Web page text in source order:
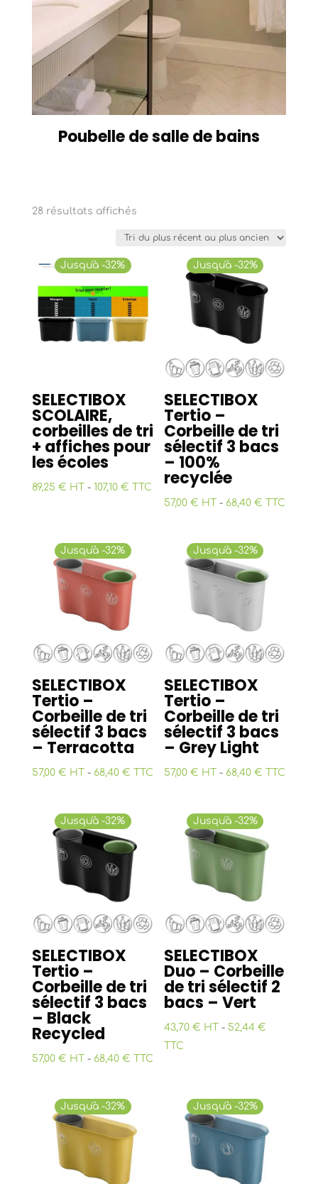
Poubelle de salle de bains
28 résultats affichésTrié
plus
Jusqu'à -32%
SELECTIBOX
SCOLAIRE,
corbeilles de tri
+ affiches pour
les écoles
89,25 € HT - 107,10 € TTC
Jusqu'à -32%
SELECTIBOX
Tertio –
Corbeille de tri
sélectif 3 bacs
– 100%
recyclée
57,00 € HT - 68,40 € TTC
Jusqu'à -32%
SELECTIBOX
Tertio –
Corbeille de tri
sélectif 3 bacs
– Terracotta
57,00 € HT - 68,40 € TTC
Jusqu'à -32%
SELECTIBOX
Tertio –
Corbeille de tri
sélectif 3 bacs
– Grey Light
57,00 € HT - 68,40 € TTC
Jusqu'à -32%
SELECTIBOX
Tertio –
Corbeille de tri
sélectif 3 bacs
– Black
Recycled
57,00 € HT- 68,40 € TTC
Jusqu'à -32%
SELECTIBOX
Duo – Corbeille
de tri sélectif 2
bacs – Vert
43,70 € HT - 52,44 €
TTC
Jusqu'à -32% Jusqu'à -32%